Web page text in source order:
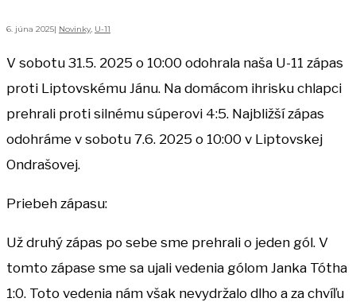
6. júna 2025| Novinky, U-11
V sobotu 31.5. 2025 o 10:00 odohrala naša U-11 zápas
proti Liptovskému Jánu. Na domácom ihrisku chlapci
prehrali proti silnému súperovi 4:5. Najbližší zápas
odohráme v sobotu 7.6. 2025 o 10:00 v Liptovskej
Ondrašovej.
Priebeh zápasu:
Už druhý zápas po sebe sme prehrali o jeden gól. V
tomto zápase sme sa ujali vedenia gólom Janka Tótha
1:0. Toto vedenia nám však nevydržalo dlho a za chvíľu